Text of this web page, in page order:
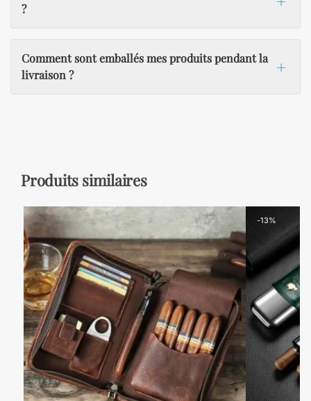
?
Comment sont emballés mes produits pendant la
livraison ?
Produits similaires
-13%